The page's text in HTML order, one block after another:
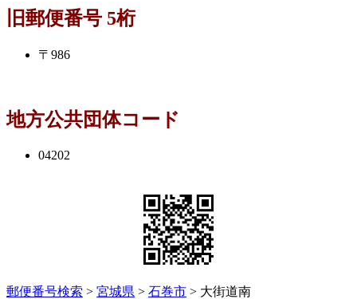
旧郵便番号 5桁
〒986
地方公共団体コード
04202
郵便番号検索 > 宮城県 > 石巻市 > 大街道南